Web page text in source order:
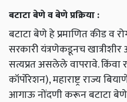
बटाटा बेणे व बेणे प्रक्रिया :
बटाटा बेणे हे प्रमाणित कीड व
सरकारी यंत्रणेकडूनच
सत्यप्रत असलेले वापरावे. किंवा
कॉर्पोरेशन), महाराष्ट्र राज्य
आगाऊ नोंदणी करून बटाटा बेणे